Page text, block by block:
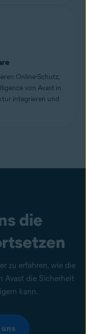
Online-Schutz,
von Avast in
integrieren und
die
zu erfahren, wie die
Avast die Sicherheit
kann.